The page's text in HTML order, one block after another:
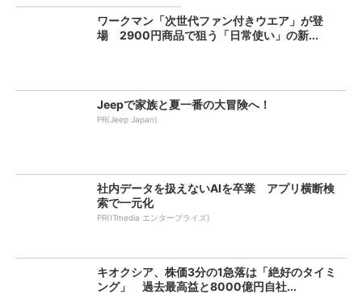
ワークマン「次世代ファン付きウエア」が登
場 2900円商品で狙う「日常使い」の新...
Jeepで家族と夏一番の大冒険へ！
PR(Jeep Japan)
社内データを扱えないAIを卒業 アプリ横断検
索で一元化
PR(ITmedia エンタープライズ)
キオクシア、株価3分の1急落は「絶好のタイミ
ング」 過去最高益と8000億円自社...